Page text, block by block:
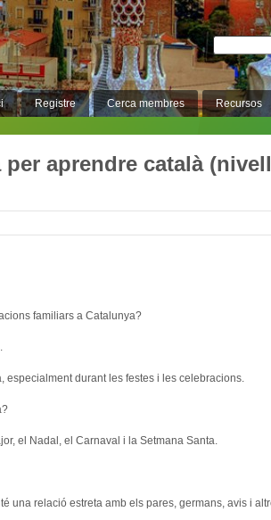
Registre Cerca membres Recursos
aprendre català (nivell
familiars a Catalunya?
especialment durant les festes i les celebracions.
el Nadal, el Carnaval i la Setmana Santa.
una relació estreta amb els pares, germans, avis i